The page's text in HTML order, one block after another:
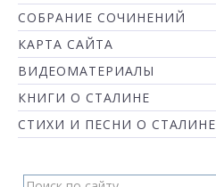
СОБРАНИЕ СОЧИНЕНИЙ
КАРТА САЙТА
ВИДЕОМАТЕРИАЛЫ
КНИГИ О СТАЛИНЕ
СТИХИ И ПЕСНИ О СТАЛИНЕ